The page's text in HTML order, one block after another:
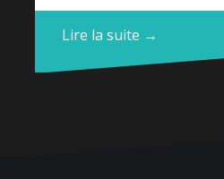
Lire la suite →